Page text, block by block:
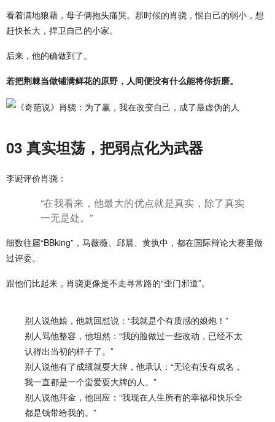
看着满地狼藉，母子俩抱头痛哭。那时候的肖骁，恨自己的弱小，想
赶快长大，捍卫自己的小家。
后来，他的确做到了。
若把荆棘当做铺满鲜花的原野，人间便没有什么能将你折磨。
03 真实坦荡，把弱点化为武器
李诞评价肖骁：
“在我看来，他最大的优点就是真实，除了真实
一无是处。”
细数往届“BBking”，马薇薇、邱晨、黄执中，都在国际辩论大赛里做
过评委。
跟他们比起来，肖骁更像是不走寻常路的“歪门邪道”。
别人说他娘，他就回怼说：“我就是个有质感的娘炮！”
别人骂他整容，他坦然：“我的脸做过一些改动，已经不太
认得出当初的样子了。”
别人说他有了成绩就耍大牌，他承认：“无论有没有成名，
我一直都是一个蛮爱耍大牌的人。”
别人说他拜金，他回应：“我现在人生所有的幸福和快乐全
都是钱带给我的。”